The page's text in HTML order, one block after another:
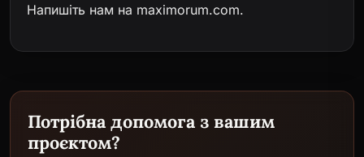
Напишіть нам на maximorum.com.
Потрібна допомога з вашим
проєктом?